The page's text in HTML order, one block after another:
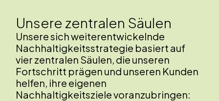
Unsere zentralen Säulen
Unsere sich weiterentwickelnde
Nachhaltigkeitsstrategie basiert auf
vier zentralen Säulen, die unseren
Fortschritt prägen und unseren Kunden
helfen, ihre eigenen
Nachhaltigkeitsziele voranzubringen: